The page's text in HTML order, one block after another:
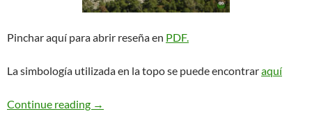
Pinchar aquí para abrir reseña en PDF.
La simbología utilizada en la topo se puede encontraraquí
Continue reading Mar de Fuego. El Chorro
→